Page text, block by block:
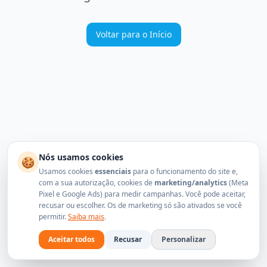
Voltar para o Início
🍪 Nós usamos cookies
Usamos cookies essenciais para o funcionamento do site e,
com a sua autorização, cookies de marketing/analytics(Meta
Pixel e Google Ads) para medir campanhas. Você pode aceitar,
recusar ou escolher. Os de marketing só são ativados se você
permitir.Saiba mais.
Aceitar todos Recusar Personalizar